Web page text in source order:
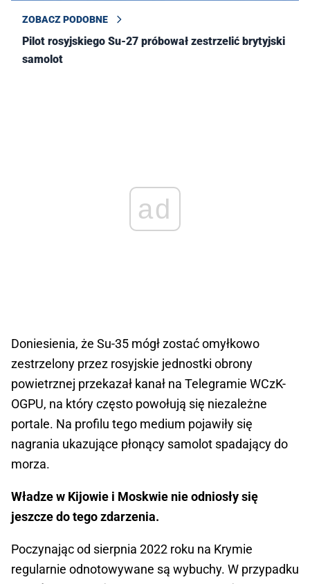
ZOBACZ PODOBNE
Pilot rosyjskiego Su-27 próbował zestrzelić brytyjski
samolot
ad
Doniesienia, że Su-35 mógł zostać omyłkowo
zestrzelony przez rosyjskie jednostki obrony
powietrznej przekazał kanał na Telegramie WCzK-
OGPU, na który często powołują się niezależne
portale. Na profilu tego medium pojawiły się
nagrania ukazujące płonący samolot spadający do
morza.
Władze w Kijowie i Moskwie nie odniosły się
jeszcze do tego zdarzenia.
Poczynając od sierpnia 2022 roku na Krymie
regularnie odnotowywane są wybuchy. W przypadku